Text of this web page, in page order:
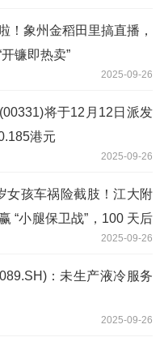
！象州金稻田里搞直播，
镰即热卖”
2025-09-26
将于12月12日派发
港元
2025-09-26
女孩车祸险截肢！江大附
“小腿保卫战”，100 天后
2025-09-26
：未生产液冷服务
2025-09-26